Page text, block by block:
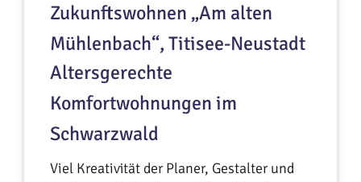
Zukunftswohnen „Am alten
Mühlenbach“, Titisee-Neustadt
Altersgerechte
Komfortwohnungen im
Schwarzwald
Viel Kreativität der Planer, Gestalter und